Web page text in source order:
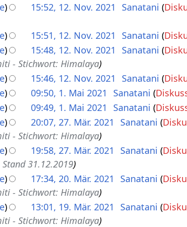
15:52, 12. Nov. 2021 Sanatani
15:51, 12. Nov. 2021 Sanatani
15:48, 12. Nov. 2021 Sanatani
- Stichwort: Himalaya
15:46, 12. Nov. 2021 Sanatani
09:50, 1. Mai 2021 Sanatani
09:49, 1. Mai 2021 Sanatani
20:07, 27. Mär. 2021 Sanatani
- Stichwort: Himalaya
19:58, 27. Mär. 2021 Sanatani
31.12.2019
17:34, 20. Mär. 2021 Sanatani
- Stichwort: Himalaya
13:01, 19. Mär. 2021 Sanatani
- Stichwort: Himalaya